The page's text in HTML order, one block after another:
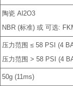
陶瓷 Al2O3
NBR (标准) 或 可选:
压力范围 ≤ 58 PSI (4
压力范围 > 58 PSI (4
50g (11ms)